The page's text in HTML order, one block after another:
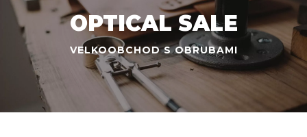
OPTICAL SALE
VELKOOBCHOD S OBRUBAMI